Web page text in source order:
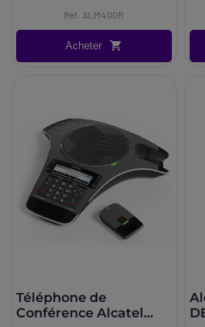
Réf: ALM400R
Acheter
Téléphone de
Conférence Alcatel